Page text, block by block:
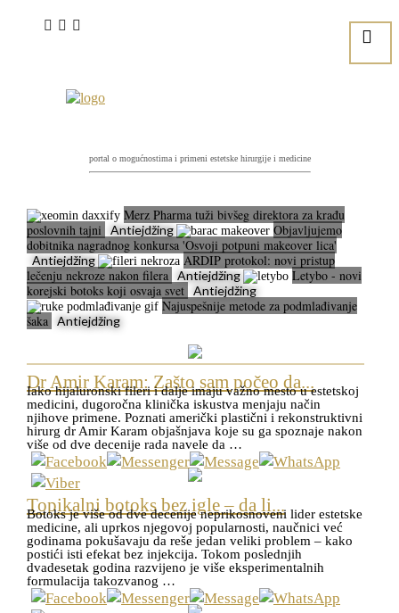
portal o mogućnostima i primeni estetske hirurgije i medicine
Merz Pharma tuži bivšeg direktora za krađu
poslovnih tajni
Antiejdžing
Objavljujemo
dobitnika nagradnog konkursa 'Osvoji potpuni makeover lica'
Antiejdžing
ARDIP protokol: novi pristup
lečenju nekroze nakon filera Antiejdžing
Letybo - novi
korejski botoks koji osvaja svet Antiejdžing
Najuspešnije metode za podmlađivanje
šaka Antiejdžing
Dr Amir Karam: Zašto sam počeo da...
Iako hijaluronski fileri i dalje imaju važno mesto u estetskoj
medicini, dugoročna klinička iskustva menjaju način
njihove primene. Poznati američki plastični i rekonstruktivni
hirurg dr Amir Karam objašnjava koje su ga spoznaje nakon
više od dve decenije rada navele da …
Topikalni botoks bez igle – da li...
Botoks je više od dve decenije neprikosnoveni lider estetske
medicine, ali uprkos njegovoj popularnosti, naučnici već
godinama pokušavaju da reše jedan veliki problem – kako
postići isti efekat bez injekcija. Tokom poslednjih
dvadesetak godina razvijeno je više eksperimentalnih
formulacija takozvanog …